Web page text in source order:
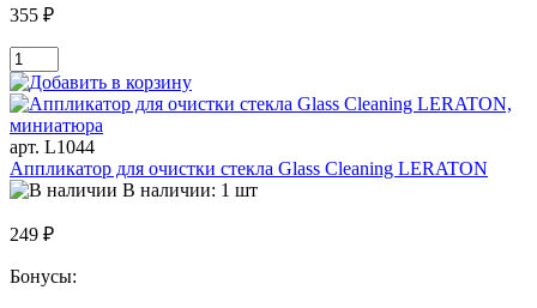
355 ₽
арт. L1044
Аппликатор для очистки стекла Glass Cleaning LERATON
В наличии: 1 шт
249 ₽
Бонусы: